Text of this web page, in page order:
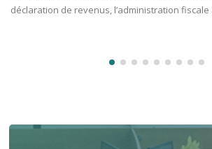
déclaration de revenus, l’administration fiscale